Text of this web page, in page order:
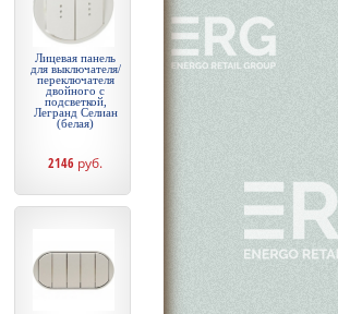
Лицевая панель
для выключателя/
переключателя
двойного с
подсветкой,
Легранд Селиан
(белая)
2146 руб.